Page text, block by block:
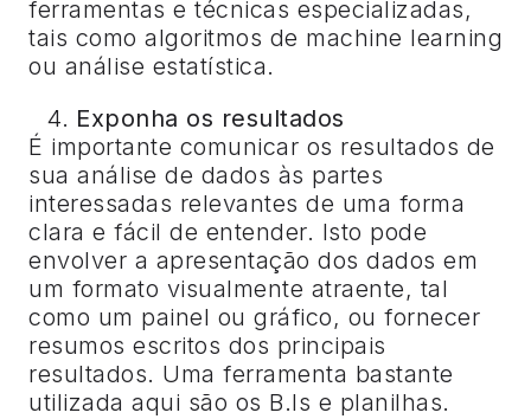
ferramentas e técnicas especializadas,
tais como algoritmos de machine learning
ou análise estatística.
Exponha os resultados
É importante comunicar os resultados de
sua análise de dados às partes
interessadas relevantes de uma forma
clara e fácil de entender. Isto pode
envolver a apresentação dos dados em
um formato visualmente atraente, tal
como um painel ou gráfico, ou fornecer
resumos escritos dos principais
resultados. Uma ferramenta bastante
utilizada aqui são os B.Is e planilhas.